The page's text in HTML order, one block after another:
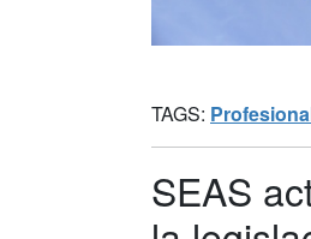
TAGS:
SEAS